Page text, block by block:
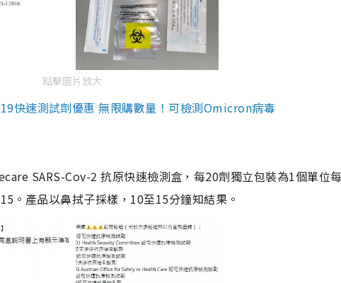
點擊圖片放大
快速測試劑優惠 無限購數量！可檢測Omicron病毒
SARS-Cov-2 抗原快速檢測盒，每20劑獨立包裝為1個單位
。產品以鼻拭子採樣，10至15分鐘知結果。